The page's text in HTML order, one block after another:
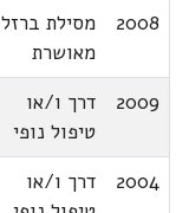
2008
מסילת ברזל
מאושרת
2009
דרך ו/או
טיפול נופי
2004
דרך ו/או